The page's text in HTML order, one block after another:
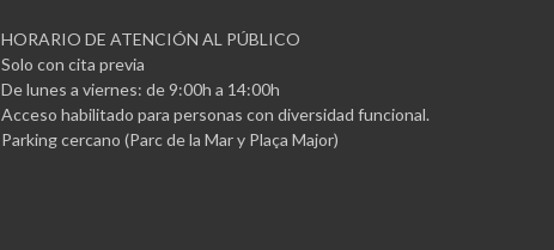
HORARIO DE ATENCIÓN AL PÚBLICO
Solo con cita previa
De lunes a viernes: de 9:00h a 14:00h
Acceso habilitado para personas con diversidad funcional.
Parking cercano (Parc de la Mar y Plaça Major)